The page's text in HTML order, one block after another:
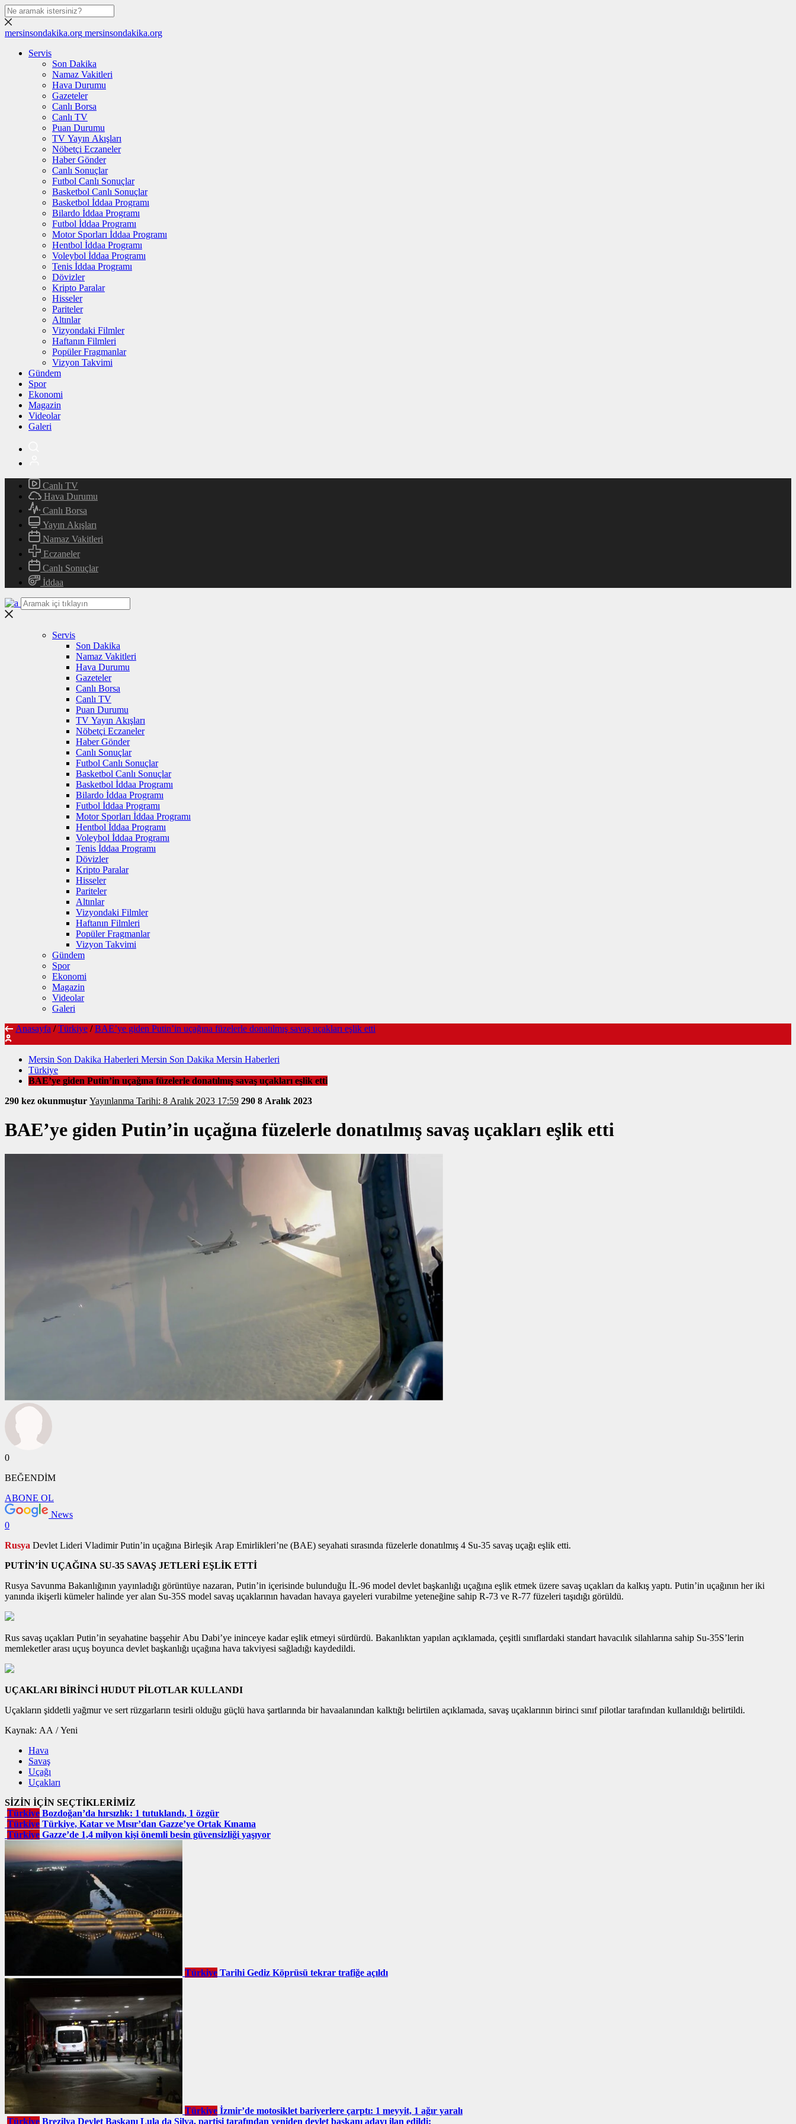
mersinsondakika.org mersinsondakika.org
Servis
Son Dakika
Namaz Vakitleri
Hava Durumu
Gazeteler
Canlı Borsa
Canlı TV
Puan Durumu
TV Yayın Akışları
Nöbetçi Eczaneler
Haber Gönder
Canlı Sonuçlar
Futbol Canlı Sonuçlar
Basketbol Canlı Sonuçlar
Basketbol İddaa Programı
Bilardo İddaa Programı
Futbol İddaa Programı
Motor Sporları İddaa Programı
Hentbol İddaa Programı
Voleybol İddaa Programı
Tenis İddaa Programı
Dövizler
Kripto Paralar
Hisseler
Pariteler
Altınlar
Vizyondaki Filmler
Haftanın Filmleri
Popüler Fragmanlar
Vizyon Takvimi
Gündem
Spor
Ekonomi
Magazin
Videolar
Galeri
Canlı TV
Hava Durumu
Canlı Borsa
Yayın Akışları
Namaz Vakitleri
Eczaneler
Canlı Sonuçlar
İddaa
Servis
Son Dakika
Namaz Vakitleri
Hava Durumu
Gazeteler
Canlı Borsa
Canlı TV
Puan Durumu
TV Yayın Akışları
Nöbetçi Eczaneler
Haber Gönder
Canlı Sonuçlar
Futbol Canlı Sonuçlar
Basketbol Canlı Sonuçlar
Basketbol İddaa Programı
Bilardo İddaa Programı
Futbol İddaa Programı
Motor Sporları İddaa Programı
Hentbol İddaa Programı
Voleybol İddaa Programı
Tenis İddaa Programı
Dövizler
Kripto Paralar
Hisseler
Pariteler
Altınlar
Vizyondaki Filmler
Haftanın Filmleri
Popüler Fragmanlar
Vizyon Takvimi
Gündem
Spor
Ekonomi
Magazin
Videolar
Galeri
Anasayfa / Türkiye / BAE’ye giden Putin’in uçağına füzelerle donatılmış savaş uçakları eşlik etti
Mersin Son Dakika Haberleri Mersin Son Dakika Mersin Haberleri
Türkiye
BAE’ye giden Putin’in uçağına füzelerle donatılmış savaş uçakları eşlik etti
290 kez okunmuştur
Yayınlanma Tarihi: 8 Aralık 2023 17:59 290 8 Aralık 2023
BAE’ye giden Putin’in uçağına füzelerle donatılmış savaş uçakları eşlik etti
0
BEĞENDİM
ABONE OL
News
0
Rusya Devlet Lideri Vladimir Putin’in uçağına Birleşik Arap Emirlikleri’ne (BAE) seyahati sırasında füzelerle donatılmış 4 Su-35 savaş uçağı eşlik etti.
PUTİN’İN UÇAĞINA SU-35 SAVAŞ JETLERİ EŞLİK ETTİ
Rusya Savunma Bakanlığının yayınladığı görüntüye nazaran, Putin’in içerisinde bulunduğu İL-96 model devlet başkanlığı uçağına eşlik etmek üzere savaş uçakları da kalkış yaptı. Putin’in uçağının her iki
yanında ikişerli kümeler halinde yer alan Su-35S model savaş uçaklarının havadan havaya gayeleri vurabilme yeteneğine sahip R-73 ve R-77 füzeleri taşıdığı görüldü.
Rus savaş uçakları Putin’in seyahatine başşehir Abu Dabi’ye ininceye kadar eşlik etmeyi sürdürdü. Bakanlıktan yapılan açıklamada, çeşitli sınıflardaki standart havacılık silahlarına sahip Su-35S’lerin
memleketler arası uçuş boyunca devlet başkanlığı uçağına hava takviyesi sağladığı kaydedildi.
UÇAKLARI BİRİNCİ HUDUT PİLOTLAR KULLANDI
Uçakların şiddetli yağmur ve sert rüzgarların tesirli olduğu güçlü hava şartlarında bir havaalanından kalktığı belirtilen açıklamada, savaş uçaklarının birinci sınıf pilotlar tarafından kullanıldığı belirtildi.
Kaynak: AA / Yeni
Hava
Savaş
Uçağı
Uçakları
SİZİN İÇİN SEÇTİKLERİMİZ
Türkiye Bozdoğan’da hırsızlık: 1 tutuklandı, 1 özgür
Türkiye Türkiye, Katar ve Mısır’dan Gazze’ye Ortak Kınama
Türkiye Gazze’de 1,4 milyon kişi önemli besin güvensizliği yaşıyor
Türkiye Tarihi Gediz Köprüsü tekrar trafiğe açıldı
Türkiye İzmir’de motosiklet bariyerlere çarptı: 1 meyyit, 1 ağır yaralı
Türkiye Brezilya Devlet Başkanı Lula da Silva, partisi tarafından yeniden devlet başkanı adayı ilan edildi: